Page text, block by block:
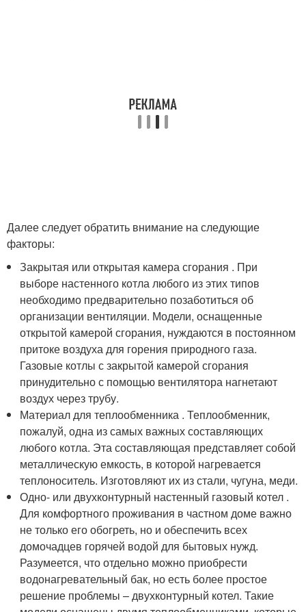
Далее следует обратить внимание на следующие
факторы:
Закрытая или открытая камера сгорания . При
выборе настенного котла любого из этих типов
необходимо предварительно позаботиться об
организации вентиляции. Модели, оснащенные
открытой камерой сгорания, нуждаются в постоянном
притоке воздуха для горения природного газа.
Газовые котлы с закрытой камерой сгорания
принудительно с помощью вентилятора нагнетают
воздух через трубу.
Материал для теплообменника . Теплообменник,
пожалуй, одна из самых важных составляющих
любого котла. Эта составляющая представляет собой
металлическую емкость, в которой нагревается
теплоноситель. Изготовляют их из стали, чугуна, меди.
Одно- или двухконтурный настенный газовый котел .
Для комфортного проживания в частном доме важно
не только его обогреть, но и обеспечить всех
домочадцев горячей водой для бытовых нужд.
Разумеется, что отдельно можно приобрести
водонагревательный бак, но есть более простое
решение проблемы – двухконтурный котел. Такие